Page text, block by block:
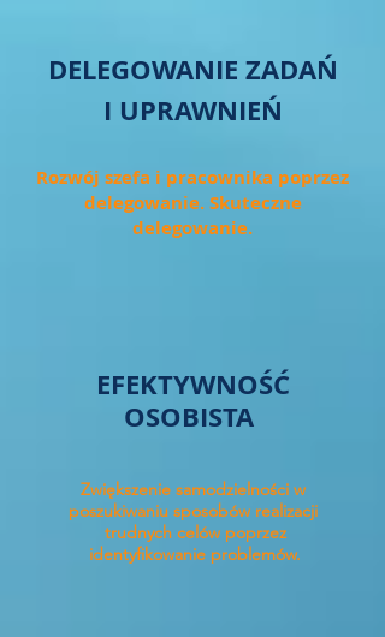
DELEGOWANIE ZADAŃ
I UPRAWNIEŃ
Rozwój szefa i pracownika poprzez
delegowanie. Skuteczne
delegowanie.
EFEKTYWNOŚĆ
OSOBISTA
Zwiększenie samodzielności w
poszukiwaniu sposobów realizacji
trudnych celów poprzez
identyfikowanie problemów.